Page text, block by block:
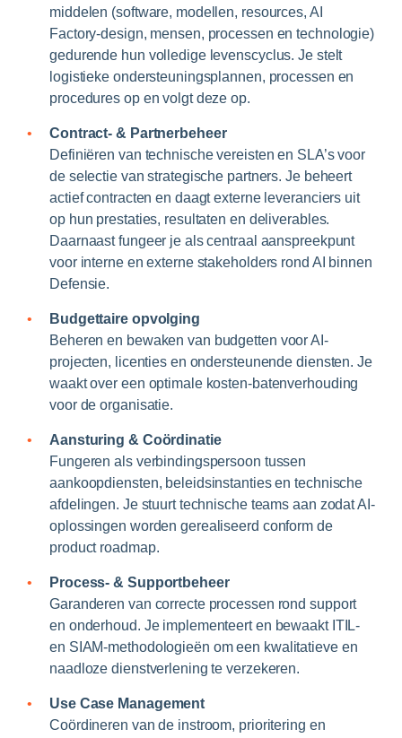
middelen (software, modellen, resources, AI
Factory-design, mensen, processen en technologie)
gedurende hun volledige levenscyclus. Je stelt
logistieke ondersteuningsplannen, processen en
procedures op en volgt deze op.
Contract- & Partnerbeheer
Definiëren van technische vereisten en SLA’s voor
de selectie van strategische partners. Je beheert
actief contracten en daagt externe leveranciers uit
op hun prestaties, resultaten en deliverables.
Daarnaast fungeer je als centraal aanspreekpunt
voor interne en externe stakeholders rond AI binnen
Defensie.
Budgettaire opvolging
Beheren en bewaken van budgetten voor AI-
projecten, licenties en ondersteunende diensten. Je
waakt over een optimale kosten-batenverhouding
voor de organisatie.
Aansturing & Coördinatie
Fungeren als verbindingspersoon tussen
aankoopdiensten, beleidsinstanties en technische
afdelingen. Je stuurt technische teams aan zodat AI-
oplossingen worden gerealiseerd conform de
product roadmap.
Process- & Supportbeheer
Garanderen van correcte processen rond support
en onderhoud. Je implementeert en bewaakt ITIL-
en SIAM-methodologieën om een kwalitatieve en
naadloze dienstverlening te verzekeren.
Use Case Management
Coördineren van de instroom, prioritering en